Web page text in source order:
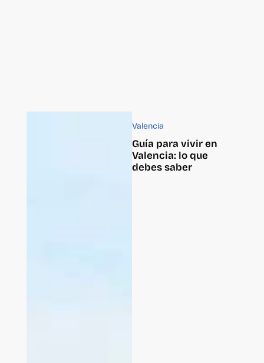
Valencia
Guía para vivir en
Valencia: lo que
debes saber